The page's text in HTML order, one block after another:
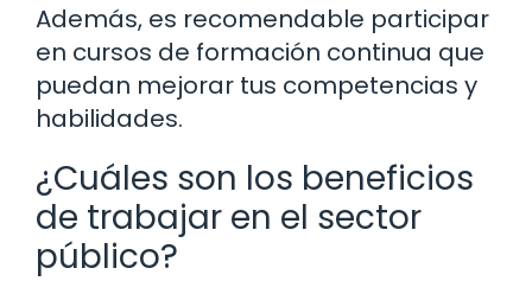
Además, es recomendable participar
en cursos de formación continua que
puedan mejorar tus competencias y
habilidades.
¿Cuáles son los beneficios
de trabajar en el sector
público?